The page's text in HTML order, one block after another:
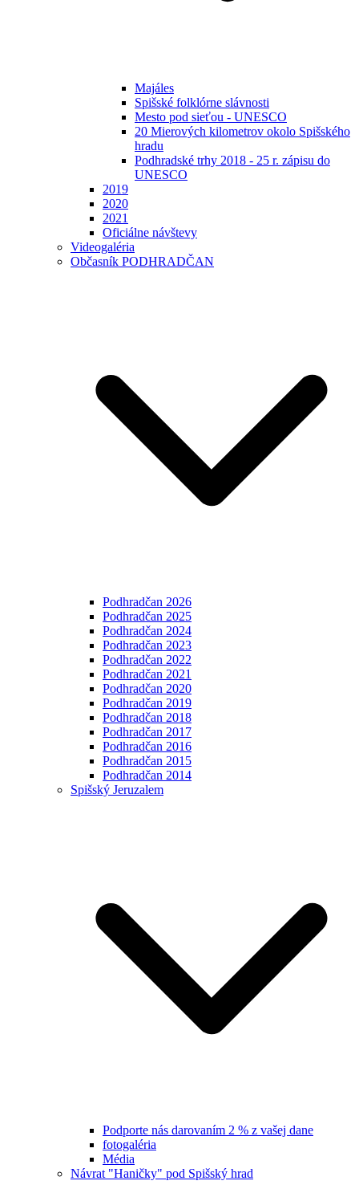
Majáles
Spišské folklórne slávnosti
Mesto pod sieťou - UNESCO
20 Mierových kilometrov okolo Spišského
hradu
Podhradské trhy 2018 - 25 r. zápisu do
UNESCO
2019
2020
2021
Oficiálne návštevy
Videogaléria
Občasník PODHRADČAN
Podhradčan 2026
Podhradčan 2025
Podhradčan 2024
Podhradčan 2023
Podhradčan 2022
Podhradčan 2021
Podhradčan 2020
Podhradčan 2019
Podhradčan 2018
Podhradčan 2017
Podhradčan 2016
Podhradčan 2015
Podhradčan 2014
Spišský Jeruzalem
Podporte nás darovaním 2 % z vašej dane
fotogaléria
Média
Návrat "Haničky" pod Spišský hrad